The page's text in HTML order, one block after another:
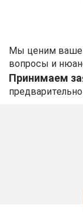
Мы ценим ваше
вопросы и
Принимаем